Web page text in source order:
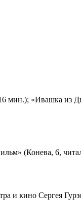
«Ивашка из
(Конева, 6,
и кино Сергея